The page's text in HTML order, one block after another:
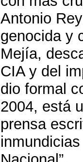
Antonio
genocida y
Mejía,
CIA y del
dio formal
2004, está
prensa